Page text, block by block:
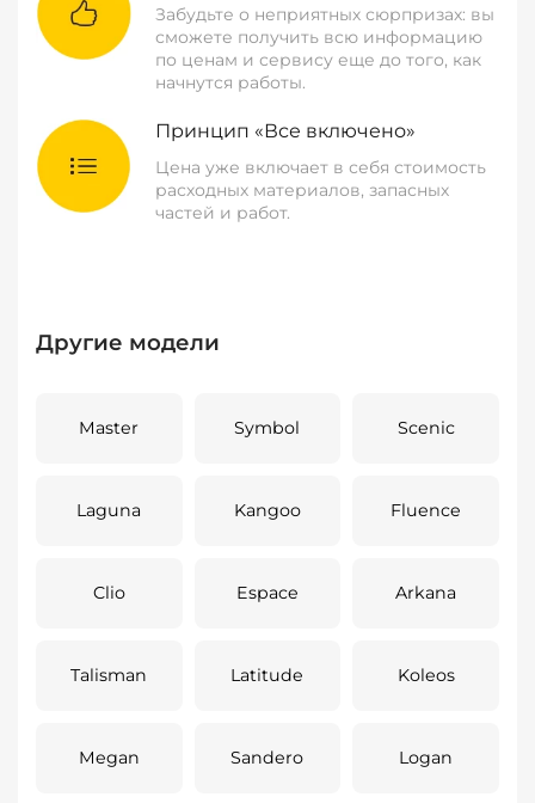
Забудьте о неприятных сюрпризах: вы
сможете получить всю информацию
по ценам и сервису еще до того, как
начнутся работы.
Принцип «Все включено»
Цена уже включает в себя стоимость
расходных материалов, запасных
частей и работ.
Другие модели
Master Symbol Scenic
Laguna Kangoo Fluence
Clio Espace Arkana
Talisman Latitude Koleos
Megan Sandero Logan